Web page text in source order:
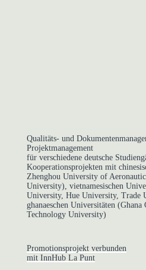
Qualitäts- und
Projektmanagement
für verschiedene deutsche
Kooperationsprojekten mit
Zhenghou University of
University), vietnamesischen
University, Hue University, Trade
ghanaeschen Universitäten (Ghana
Technology University)
Promotionsprojekt verbunden
mit InnHub La Punt